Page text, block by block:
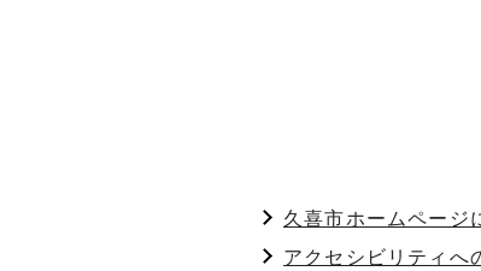
久喜市ホームページ
アクセシビリティへ